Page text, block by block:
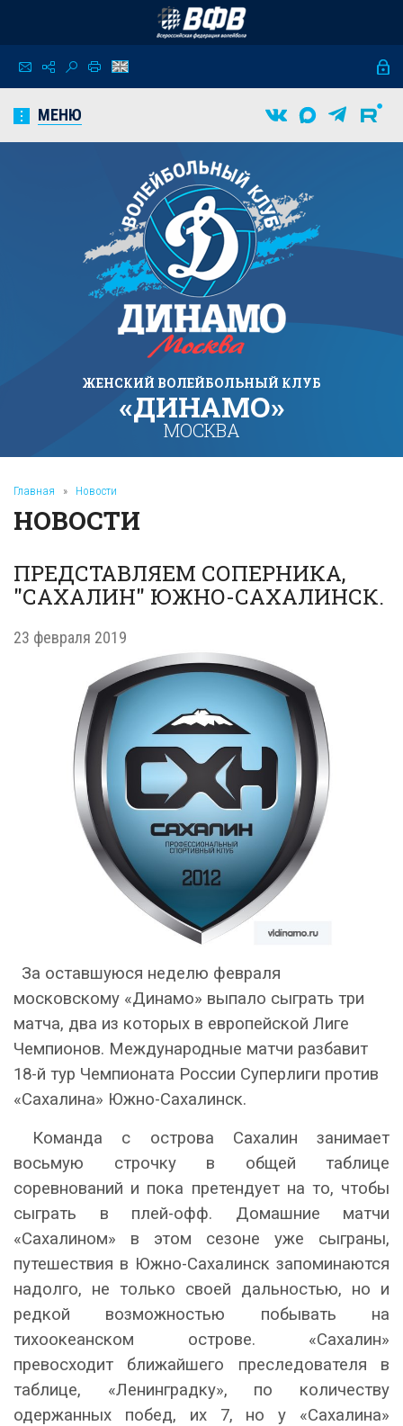
МЕНЮ
ЖЕНСКИЙ ВОЛЕЙБОЛЬНЫЙ КЛУБ
«ДИНАМО»
МОСКВА
Главная » Новости
НОВОСТИ
ПРЕДСТАВЛЯЕМ СОПЕРНИКА,
"САХАЛИН" ЮЖНО-САХАЛИНСК.
23 февраля 2019
За оставшуюся неделю февраля
московскому «Динамо» выпало сыграть три
матча, два из которых в европейской Лиге
Чемпионов. Международные матчи разбавит
18-й тур Чемпионата России Суперлиги против
«Сахалина» Южно-Сахалинск.
Команда с острова Сахалин занимает
восьмую строчку в общей таблице
соревнований и пока претендует на то, чтобы
сыграть в плей-офф. Домашние матчи
«Сахалином» в этом сезоне уже сыграны,
путешествия в Южно-Сахалинск запоминаются
надолго, не только своей дальностью, но и
редкой возможностью побывать на
тихоокеанском острове. «Сахалин»
превосходит ближайшего преследователя в
таблице, «Ленинградку», по количеству
одержанных побед, их 7, но у «Сахалина»